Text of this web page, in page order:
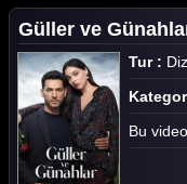
Güller ve
Güller ve Günahlar
Güller ve
Güller ve
Güller ve
Tur :
Bu video